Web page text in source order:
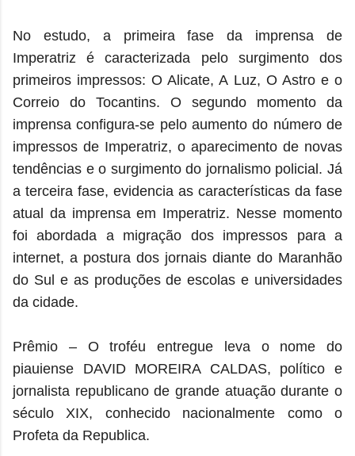
No estudo, a primeira fase da imprensa de
Imperatriz é caracterizada pelo surgimento dos
primeiros impressos: O Alicate, A Luz, O Astro e o
Correio do Tocantins. O segundo momento da
imprensa configura-se pelo aumento do número de
impressos de Imperatriz, o aparecimento de novas
tendências e o surgimento do jornalismo policial. Já
a terceira fase, evidencia as características da fase
atual da imprensa em Imperatriz. Nesse momento
foi abordada a migração dos impressos para a
internet, a postura dos jornais diante do Maranhão
do Sul e as produções de escolas e universidades
da cidade.
Prêmio – O troféu entregue leva o nome do
piauiense DAVID MOREIRA CALDAS, político e
jornalista republicano de grande atuação durante o
século XIX, conhecido nacionalmente como o
Profeta da Republica.